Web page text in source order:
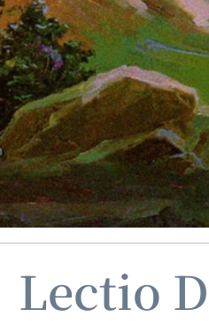
Lectio